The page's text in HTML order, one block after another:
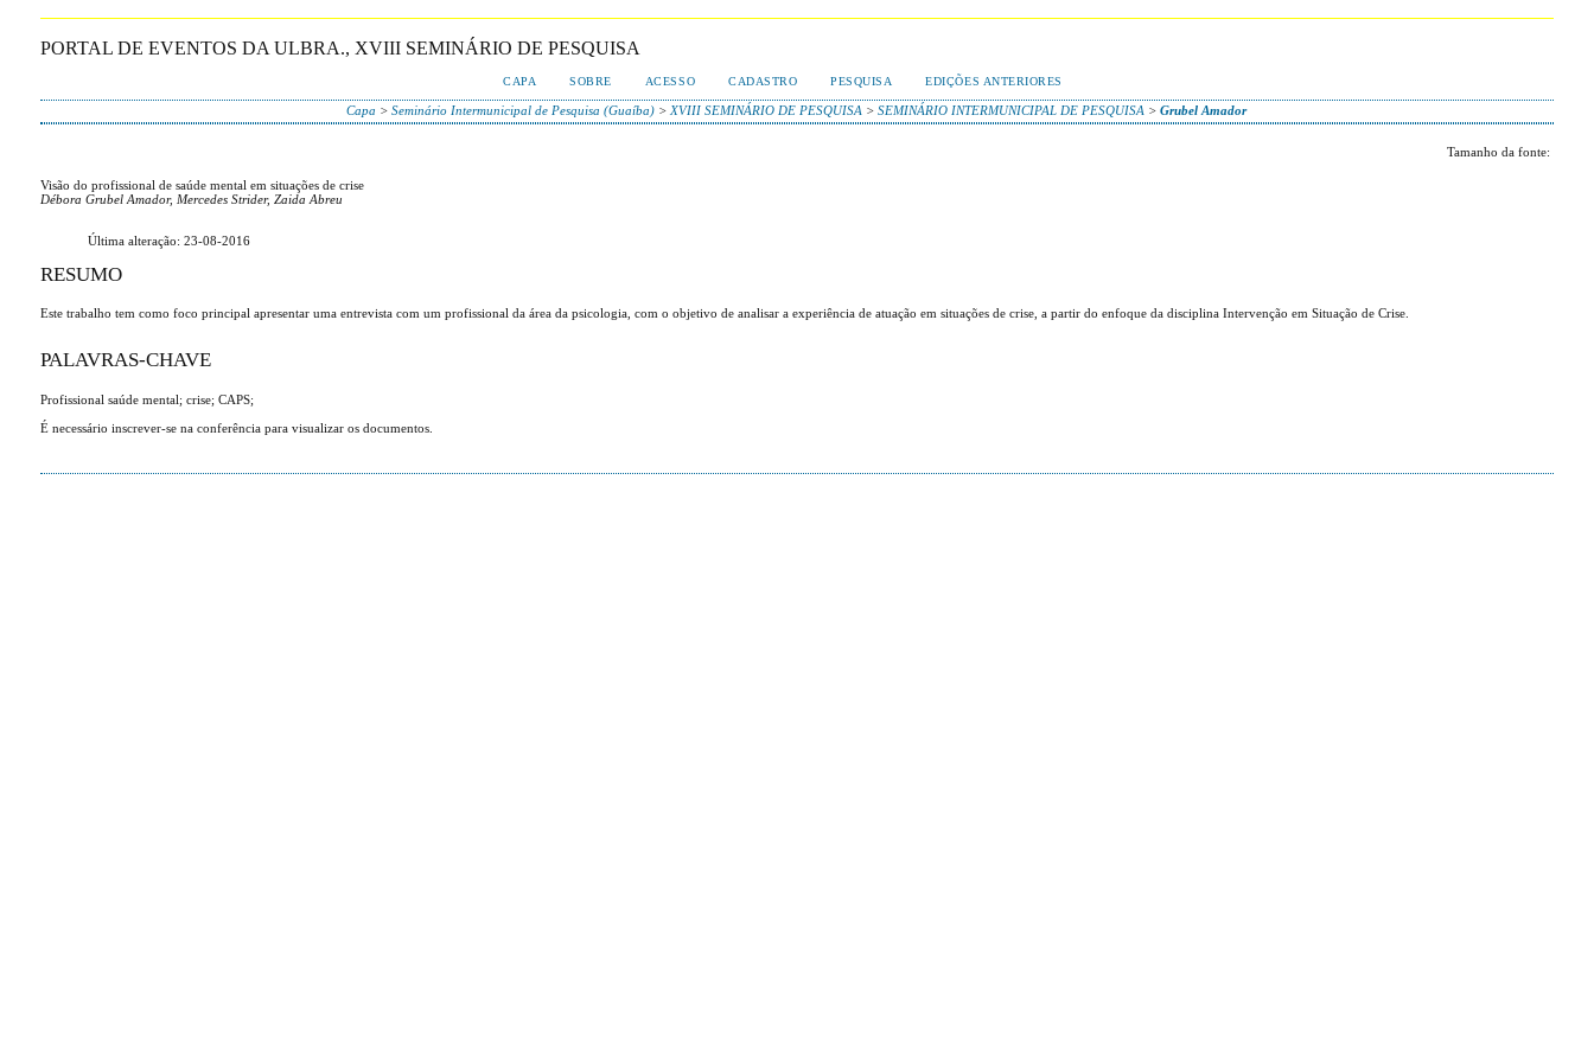
PORTAL DE EVENTOS DA ULBRA., XVIII SEMINÁRIO DE PESQUISA
CAPA SOBRE ACESSO CADASTRO PESQUISA EDIÇÕES ANTERIORES
Capa >Seminário Intermunicipal de Pesquisa (Guaíba) > XVIII SEMINÁRIO DE PESQUISA >SEMINÁRIO INTERMUNICIPAL DE PESQUISA >Grubel Amador
Tamanho da fonte:
Visão do profissional de saúde mental em situações de crise
Débora Grubel Amador, Mercedes Strider, Zaida Abreu
Última alteração: 23-08-2016
RESUMO
Este trabalho tem como foco principal apresentar uma entrevista com um profissional da área da psicologia, com o objetivo de analisar a experiência de atuação em situações de crise, a partir do enfoque da disciplina Intervenção em Situação de Crise.
PALAVRAS-CHAVE
Profissional saúde mental; crise; CAPS;
É necessário inscrever-se na conferência para visualizar os documentos.